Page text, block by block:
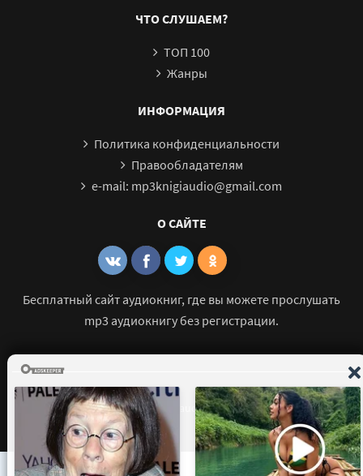
ЧТО СЛУШАЕМ?
ТОП 100
Жанры
ИНФОРМАЦИЯ
Политика конфиденциальности
Правообладателям
e-mail: mp3knigiaudio@gmail.com
О САЙТЕ
Бесплатный сайт аудиокниг, где вы можете прослушать
mp3 аудиокнигу без регистрации.
© 2021 - 2026 mp3-knigi-audio.com Все права защищены